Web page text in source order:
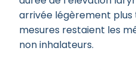
arrivée légèrement plus
mesures restaient les
non inhalateurs.